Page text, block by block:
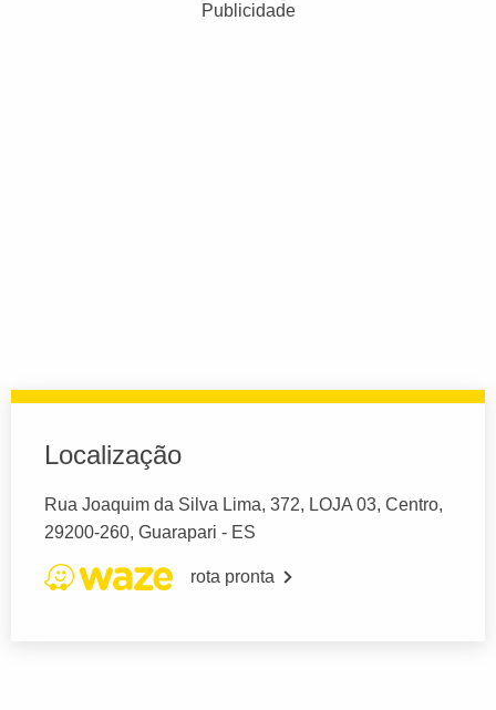
Publicidade
Localização
Rua Joaquim da Silva Lima, 372, LOJA 03, Centro,
29200-260, Guarapari - ES
rota pronta